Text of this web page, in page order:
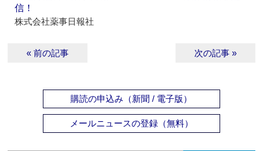
信！
株式会社薬事日報社
« 前の記事 次の記事 »
購読の申込み（新聞 / 電子版）
メールニュースの登録（無料）